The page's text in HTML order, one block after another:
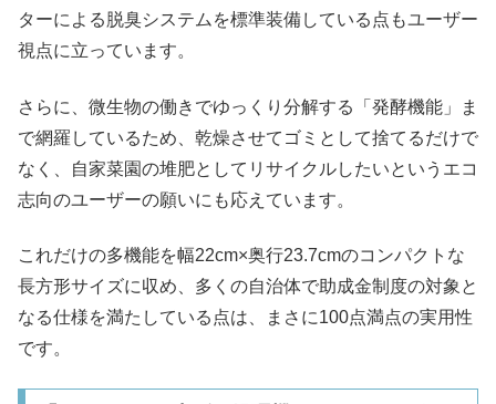
ターによる脱臭システムを標準装備している点もユーザー
視点に立っています。
さらに、微生物の働きでゆっくり分解する「発酵機能」ま
で網羅しているため、乾燥させてゴミとして捨てるだけで
なく、自家菜園の堆肥としてリサイクルしたいというエコ
志向のユーザーの願いにも応えています。
これだけの多機能を幅22cm×奥行23.7cmのコンパクトな
長方形サイズに収め、多くの自治体で助成金制度の対象と
なる仕様を満たしている点は、まさに100点満点の実用性
です。